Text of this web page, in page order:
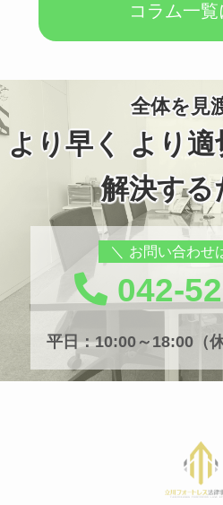
コラム一覧
全体を見
より早く より適
解決する
お問い合わせ
042-
平日：10:00～18:00（